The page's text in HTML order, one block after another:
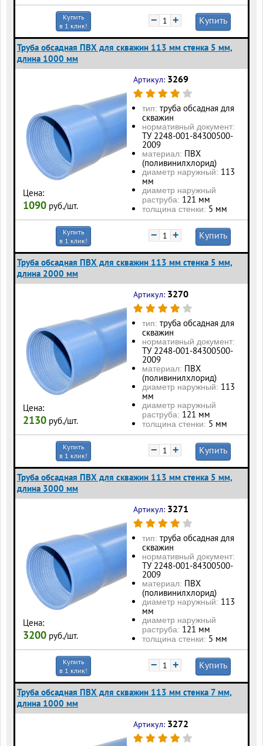
Купить
в 1 клик!
− + Купить
Труба обсадная ПВХ для скважин 113 мм стенка 5 мм,
длина 1000 мм
Цена:
1090 руб./шт.
Артикул: 3269
тип: труба обсадная для
скважин
нормативный документ:
ТУ 2248-001-84300500-
2009
материал: ПВХ
(поливинилхлорид)
диаметр наружный: 113
мм
диаметр наружный
раструба: 121 мм
толщина стенки: 5 мм
Купить
в 1 клик!
− + Купить
Труба обсадная ПВХ для скважин 113 мм стенка 5 мм,
длина 2000 мм
Цена:
2130 руб./шт.
Артикул: 3270
тип: труба обсадная для
скважин
нормативный документ:
ТУ 2248-001-84300500-
2009
материал: ПВХ
(поливинилхлорид)
диаметр наружный: 113
мм
диаметр наружный
раструба: 121 мм
толщина стенки: 5 мм
Купить
в 1 клик!
− + Купить
Труба обсадная ПВХ для скважин 113 мм стенка 5 мм,
длина 3000 мм
Цена:
3200 руб./шт.
Артикул: 3271
тип: труба обсадная для
скважин
нормативный документ:
ТУ 2248-001-84300500-
2009
материал: ПВХ
(поливинилхлорид)
диаметр наружный: 113
мм
диаметр наружный
раструба: 121 мм
толщина стенки: 5 мм
Купить
в 1 клик!
− + Купить
Труба обсадная ПВХ для скважин 113 мм стенка 7 мм,
длина 1000 мм
Артикул: 3272